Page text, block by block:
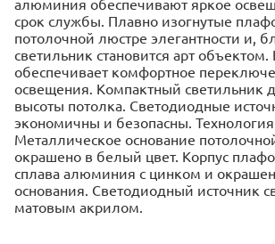
алюминия обеспечивают яркое
срок службы. Плавно изогнутые
потолочной люстре элегантности и,
светильник становится арт
обеспечивает комфортное
освещения. Компактный светильник
высоты потолка. Светодиодные
экономичны и безопасны.
Металлическое основание
окрашено в белый цвет. Корпус
сплава алюминия с цинком и
основания. Светодиодный источник
матовым акрилом.